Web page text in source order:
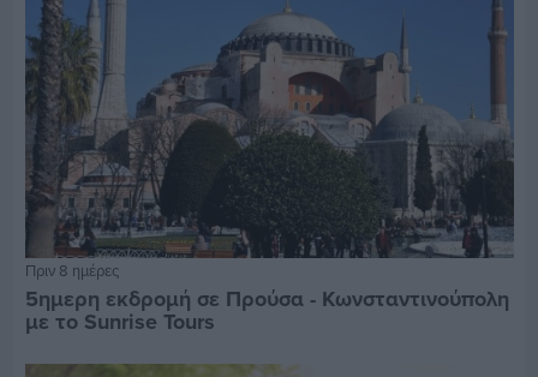
Πριν 8 ημέρες
5ημερη εκδρομή σε Προύσα - Κωνσταντινούπολη
με το Sunrise Tours